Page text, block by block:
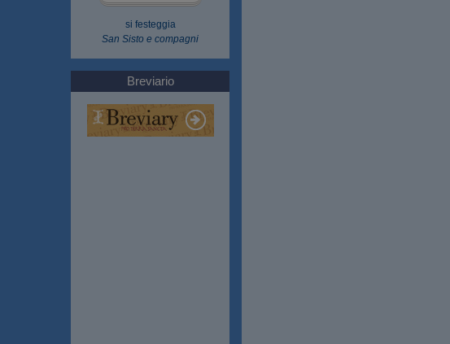
si festeggia
San Sisto e compagni
Breviario